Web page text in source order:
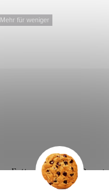
Mehr für weniger
Futter Ponge - Rot Orange